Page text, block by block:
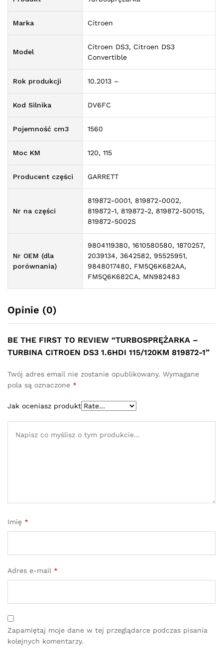
Marka Citroen
Model
Citroen DS3, Citroen DS3
Convertible
Rok produkcji 10.2013 –
Kod Silnika DV6FC
Pojemność cm3 1560
Moc KM 120, 115
Producent części GARRETT
Nr na części
819872-0001, 819872-0002,
819872-1, 819872-2, 819872-5001S,
819872-5002S
Nr OEM (dla
porównania)
9804119380, 1610580580, 1870257,
2039134, 3642582, 95525951,
9848017480, FM5Q6K682AA,
FM5Q6K682CA, MN982483
Opinie (0)
BE THE FIRST TO REVIEW “TURBOSPRĘŻARKA –
TURBINA CITROEN DS3 1.6HDI 115/120KM 819872-1”
Twój adres email nie zostanie opublikowany. Wymagane
pola są oznaczone *
Jak oceniasz produkt
Imię *
Adres e-mail *
Zapamiętaj moje dane w tej przeglądarce podczas pisania
kolejnych komentarzy.